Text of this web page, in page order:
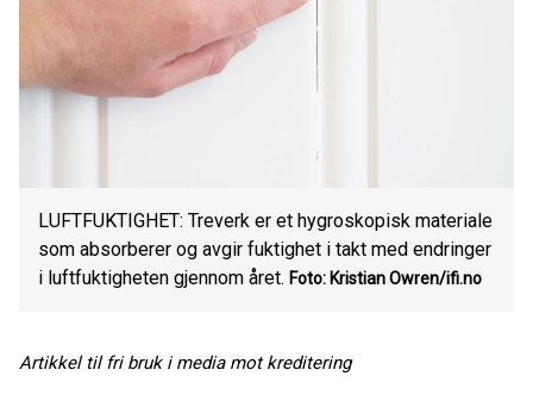
LUFTFUKTIGHET: Treverk er et hygroskopisk materiale
som absorberer og avgir fuktighet i takt med endringer
i luftfuktigheten gjennom året. Foto: Kristian Owren/ifi.no
Artikkel til fri bruk i media mot kreditering